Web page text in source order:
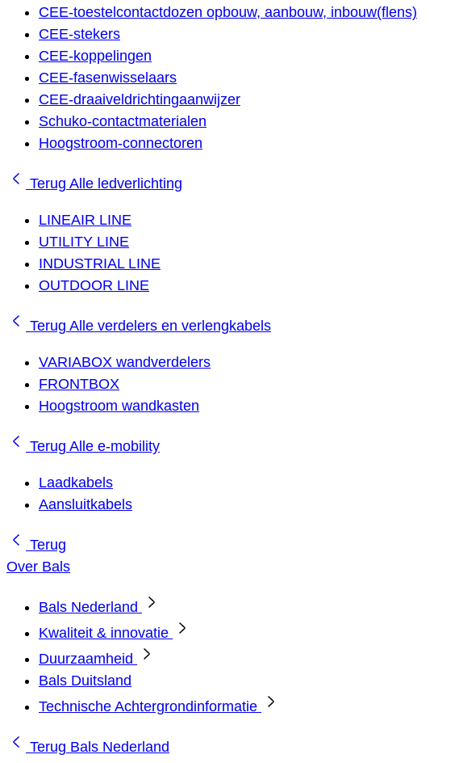
CEE-toestelcontactdozen opbouw, aanbouw, inbouw(flens)
CEE-stekers
CEE-koppelingen
CEE-fasenwisselaars
CEE-draaiveldrichtingaanwijzer
Schuko-contactmaterialen
Hoogstroom-connectoren
Terug Alle ledverlichting
LINEAIR LINE
UTILITY LINE
INDUSTRIAL LINE
OUTDOOR LINE
Terug Alle verdelers en verlengkabels
VARIABOX wandverdelers
FRONTBOX
Hoogstroom wandkasten
Terug Alle e-mobility
Laadkabels
Aansluitkabels
Terug
Over Bals
Bals Nederland
Kwaliteit & innovatie
Duurzaamheid
Bals Duitsland
Technische Achtergrondinformatie
Terug Bals Nederland